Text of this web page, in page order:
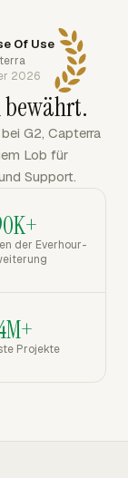
Of Use
2026
bewährt.
G2, Capterra
Lob für
Support.
der Everhour-
Projekte